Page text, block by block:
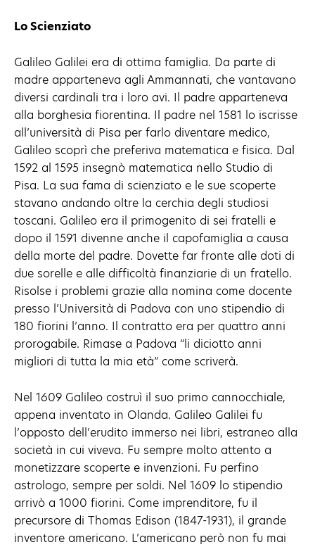
Lo Scienziato
Galileo Galilei era di ottima famiglia. Da parte di
madre apparteneva agli Ammannati, che vantavano
diversi cardinali tra i loro avi. Il padre apparteneva
alla borghesia fiorentina. Il padre nel 1581 lo iscrisse
all’università di Pisa per farlo diventare medico,
Galileo scoprì che preferiva matematica e fisica. Dal
1592 al 1595 insegnò matematica nello Studio di
Pisa. La sua fama di scienziato e le sue scoperte
stavano andando oltre la cerchia degli studiosi
toscani. Galileo era il primogenito di sei fratelli e
dopo il 1591 divenne anche il capofamiglia a causa
della morte del padre. Dovette far fronte alle doti di
due sorelle e alle difficoltà finanziarie di un fratello.
Risolse i problemi grazie alla nomina come docente
presso l’Università di Padova con uno stipendio di
180 fiorini l’anno. Il contratto era per quattro anni
prorogabile. Rimase a Padova “li diciotto anni
migliori di tutta la mia età” come scriverà.
Nel 1609 Galileo costruì il suo primo cannocchiale,
appena inventato in Olanda. Galileo Galilei fu
l’opposto dell’erudito immerso nei libri, estraneo alla
società in cui viveva. Fu sempre molto attento a
monetizzare scoperte e invenzioni. Fu perfino
astrologo, sempre per soldi. Nel 1609 lo stipendio
arrivò a 1000 fiorini. Come imprenditore, fu il
precursore di Thomas Edison (1847-1931), il grande
inventore americano. L’americano però non fu mai